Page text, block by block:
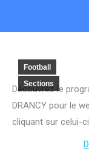
Football
Sections
Découvrez le
DRANCY pour le
cliquant sur celui-